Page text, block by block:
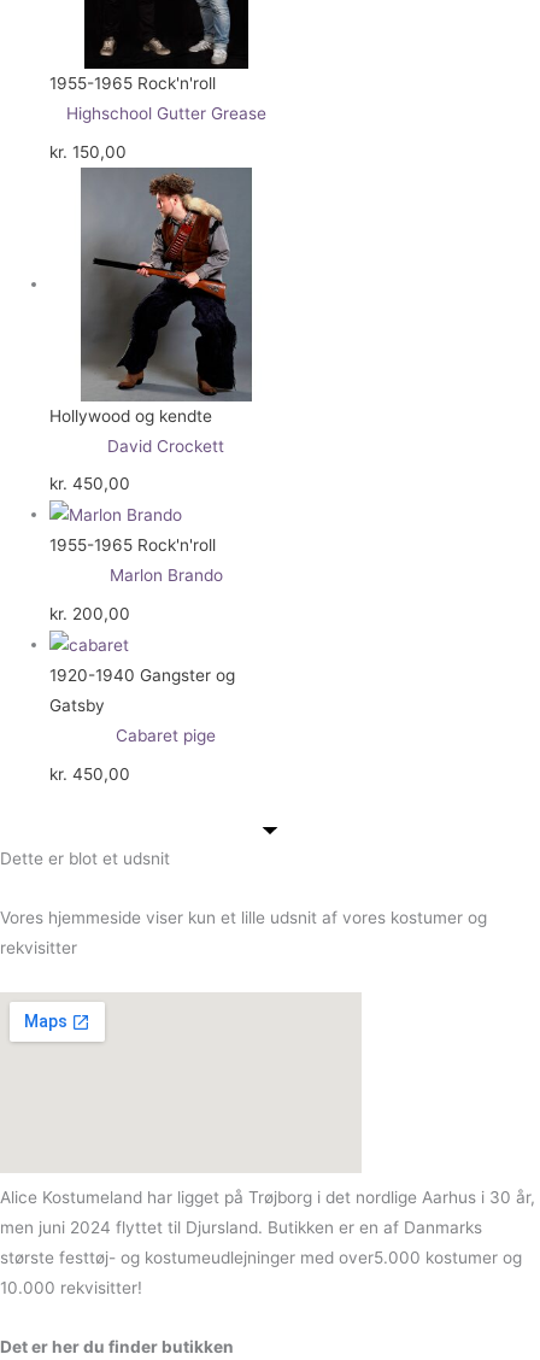
1955-1965 Rock'n'roll
Highschool Gutter Grease
kr. 150,00
Hollywood og kendte
David Crockett
kr. 450,00
1955-1965 Rock'n'roll
Marlon Brando
kr. 200,00
1920-1940 Gangster og
Gatsby
Cabaret pige
kr. 450,00
Dette er blot et udsnit
Vores hjemmeside viser kun et lille udsnit af vores kostumer og
rekvisitter
Alice Kostumeland har ligget på Trøjborg i det nordlige Aarhus i 30 år,
men juni 2024 flyttet til Djursland. Butikken er en af Danmarks
største festtøj- og kostumeudlejninger med over5.000 kostumer og
10.000 rekvisitter!
Det er her du finder butikken